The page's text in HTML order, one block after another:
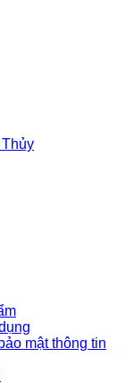
mật thông tin